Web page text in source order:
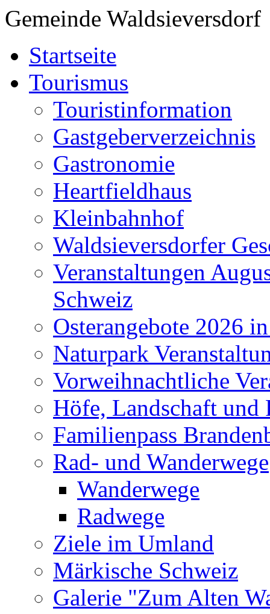
Gemeinde Waldsieversdorf
Startseite
Tourismus
Touristinformation
Gastgeberverzeichnis
Gastronomie
Heartfieldhaus
Kleinbahnhof
Waldsieversdorfer
Veranstaltungen
Schweiz
Osterangebote 2026
Naturpark
Vorweihnachtliche
Höfe, Landschaft und
Familienpass
Rad- und Wanderwege
Wanderwege
Radwege
Ziele im Umland
Märkische Schweiz
Galerie "Zum Alten